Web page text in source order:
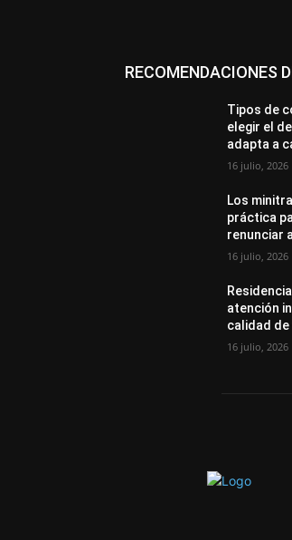
RECOMENDACIONES
Tipos de
elegir el
adapta a
16 julio, 2026
Los
práctica
renunciar
16 julio, 2026
atención
calidad de
16 julio, 2026